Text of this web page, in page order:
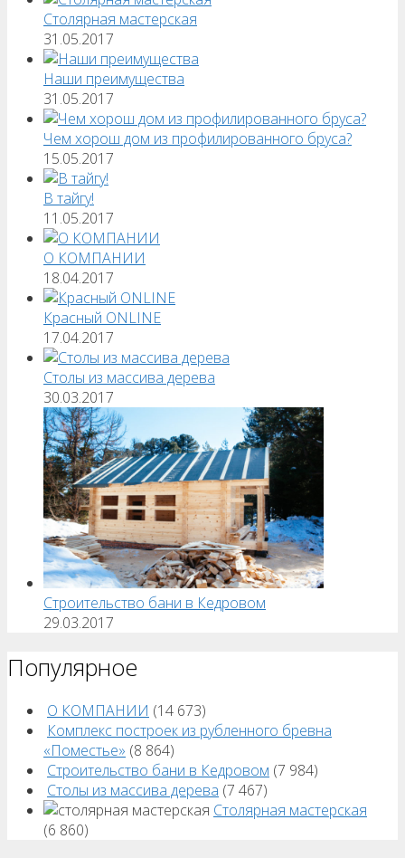
Столярная мастерская
31.05.2017
Наши преимущества
31.05.2017
Чем хорош дом из профилированного бруса?
15.05.2017
В тайгу!
11.05.2017
О КОМПАНИИ
18.04.2017
Красный ONLINE
17.04.2017
Столы из массива дерева
30.03.2017
Строительство бани в Кедровом
29.03.2017
Популярное
О КОМПАНИИ (14 673)
Комплекс построек из рубленного бревна
«Поместье» (8 864)
Строительство бани в Кедровом (7 984)
Столы из массива дерева (7 467)
Столярная мастерская
(6 860)